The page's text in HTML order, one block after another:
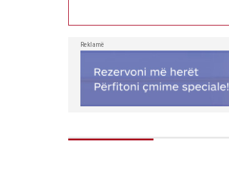
Reklamë